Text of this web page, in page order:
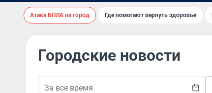
Атака БПЛА на город Где помогают вернуть здоровье
Городские новости